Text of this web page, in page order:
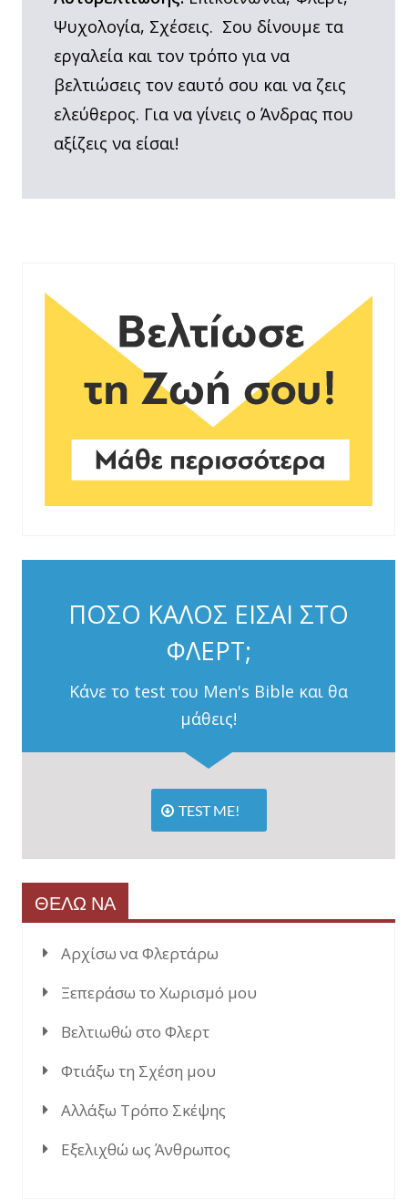
Ψυχολογία, Σχέσεις. Σου δίνουμε τα
εργαλεία και τον τρόπο για να
βελτιώσεις τον εαυτό σου και να ζεις
ελεύθερος. Για να γίνεις ο Άνδρας που
αξίζεις να είσαι!
ΠΟΣΟ ΚΑΛΟΣ ΕΙΣΑΙ ΣΤΟ
ΦΛΕΡΤ;
Κάνε το test του Men's Bible και θα
μάθεις!
TEST ME!
ΘΕΛΩ ΝΑ
Αρχίσω να Φλερτάρω
Ξεπεράσω το Χωρισμό μου
Βελτιωθώ στο Φλερτ
Φτιάξω τη Σχέση μου
Αλλάξω Τρόπο Σκέψης
Εξελιχθώ ως Άνθρωπος